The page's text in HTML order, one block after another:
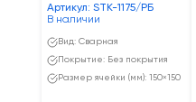
Артикул: STK-1175/РБ
В наличии
Вид: Сварная
Покрытие: Без покрытия
Размер ячейки (мм): 150×150